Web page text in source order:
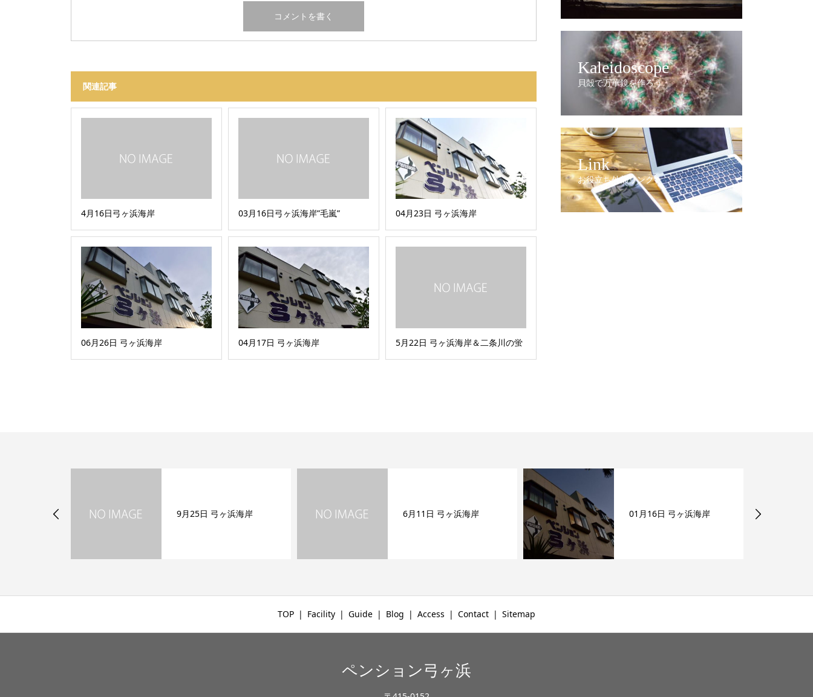
関連記事
4月16日弓ヶ浜海岸 03月16日弓ヶ浜海岸”毛嵐” 04月23日 弓ヶ浜海岸
06月26日 弓ヶ浜海岸 04月17日 弓ヶ浜海岸 5月22日 弓ヶ浜海岸＆二条川の蛍
Kaleidoscope
貝殻で万華鏡を作ろう
Link
お役立ち外部リンク
9月25日 弓ヶ浜海岸 6月11日 弓ヶ浜海岸 01月16日 弓ヶ浜海岸
TOP Facility Guide Blog Access Contact Sitemap
ペンション弓ヶ浜